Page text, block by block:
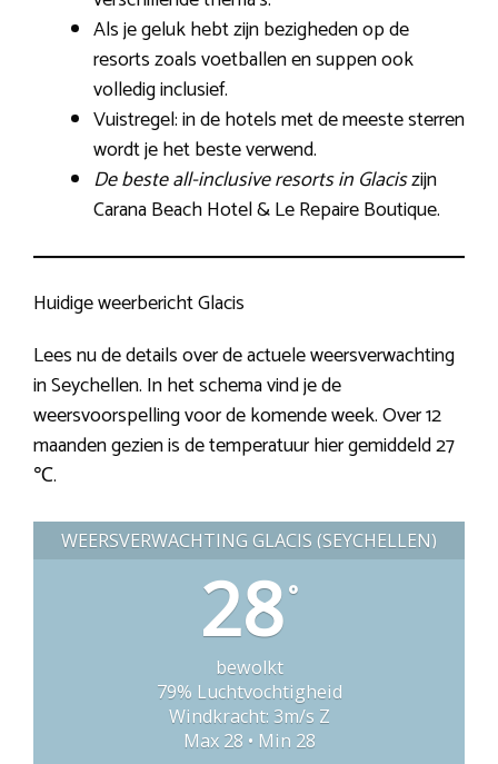
Als je geluk hebt zijn bezigheden op de
resorts zoals voetballen en suppen ook
volledig inclusief.
Vuistregel: in de hotels met de meeste sterren
wordt je het beste verwend.
De beste all-inclusive resorts in Glaciszijn
Carana Beach Hotel & Le Repaire Boutique.
Huidige weerbericht Glacis
Lees nu de details over de actuele weersverwachting
in Seychellen. In het schema vind je de
weersvoorspelling voor de komende week. Over 12
maanden gezien is de temperatuur hier gemiddeld 27
℃.
WEERSVERWACHTING GLACIS (SEYCHELLEN)
28°
bewolkt
79% Luchtvochtigheid
Windkracht: 3m/s Z
Max 28 • Min 28